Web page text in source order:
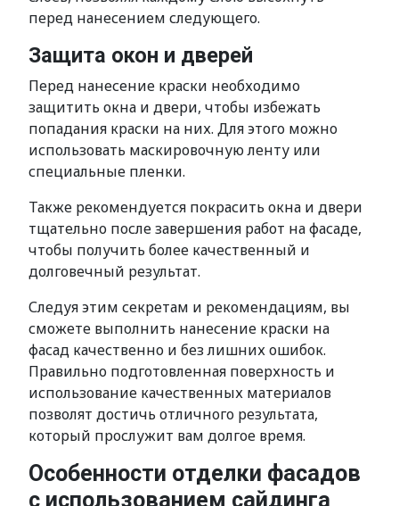
перед нанесением следующего.
Защита окон и дверей
Перед нанесение краски необходимо
защитить окна и двери, чтобы избежать
попадания краски на них. Для этого можно
использовать маскировочную ленту или
специальные пленки.
Также рекомендуется покрасить окна и двери
тщательно после завершения работ на фасаде,
чтобы получить более качественный и
долговечный результат.
Следуя этим секретам и рекомендациям, вы
сможете выполнить нанесение краски на
фасад качественно и без лишних ошибок.
Правильно подготовленная поверхность и
использование качественных материалов
позволят достичь отличного результата,
который прослужит вам долгое время.
Особенности отделки фасадов
с использованием сайдинга